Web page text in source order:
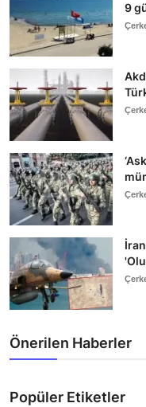
9
Önerilen Haberler
Popüler Etiketler